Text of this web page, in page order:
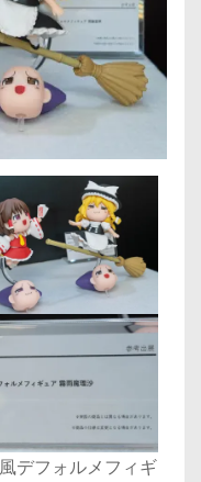
デフォルメフィギ